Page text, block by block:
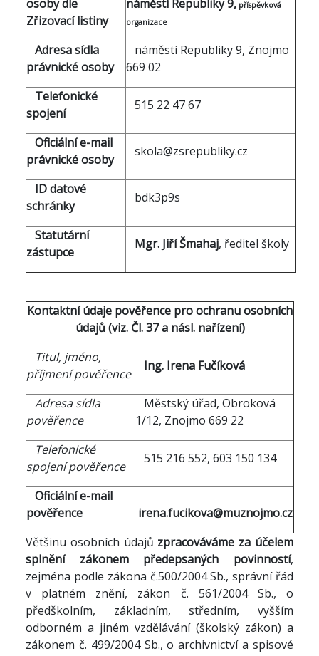
osoby dle
Zřizovací listiny
náměstí Republiky 9, příspěvková
organizace
Adresa sídla
právnické osoby
náměstí Republiky 9, Znojmo
669 02
Telefonické
spojení
515 22 47 67
Oficiální e-mail
právnické osoby
skola@zsrepubliky.cz
ID datové
schránky
bdk3p9s
Statutární
zástupce
Mgr. Jiří Šmahaj, ředitel školy
Kontaktní údaje pověřence pro ochranu osobních
údajů (viz. Čl. 37 a násl. nařízení)
Titul, jméno,
příjmení pověřence
Ing. Irena Fučíková
Adresa sídla
pověřence
Městský úřad, Obroková
1/12, Znojmo 669 22
Telefonické
spojení pověřence
515 216 552, 603 150 134
Oficiální e-mail
pověřence
irena.fucikova@muznojmo.cz
Většinu osobních údajů zpracováváme za účelem
splnění zákonem předepsaných povinností,
zejména podle zákona č.500/2004 Sb., správní řád
v platném znění, zákon č. 561/2004 Sb., o
předškolním, základním, středním, vyšším
odborném a jiném vzdělávání (školský zákon) a
zákonem č. 499/2004 Sb., o archivnictví a spisové